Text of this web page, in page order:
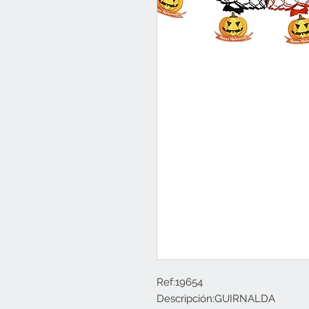
Ref:19654
Descripción:GUIRNALDA